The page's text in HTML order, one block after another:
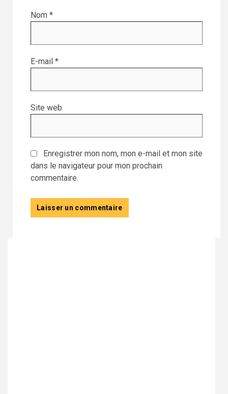
Nom *
E-mail *
Site web
Enregistrer mon nom, mon e-mail et mon site
dans le navigateur pour mon prochain
commentaire.